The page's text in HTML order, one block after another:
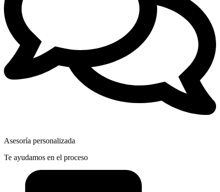
Asesoría personalizada
Te ayudamos en el proceso